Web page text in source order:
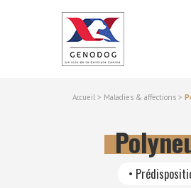
Accueil > Maladies & affections >
•